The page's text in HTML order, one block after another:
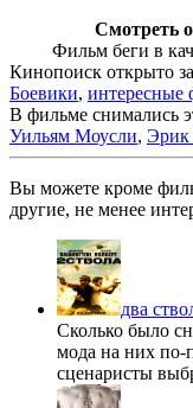
Смотреть
Фильм беги в
Кинопоиск открыто
Боевики, интересные
В фильме снимались
Уильям Моусли, Эрик
Вы можете кроме
другие, не менее
два
Сколько было
мода на них по-
сценаристы